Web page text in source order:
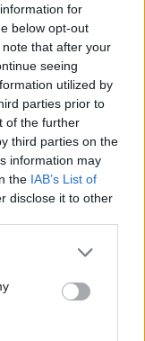
for
below opt-out
that after your
seeing
utilized by
parties prior to
of the further
third parties on the
information may
the IAB’s List of
disclose it to other
προσοχή και
Καπ με την ΑΕΚ!
των Στενών του
μοτοσικλέτας